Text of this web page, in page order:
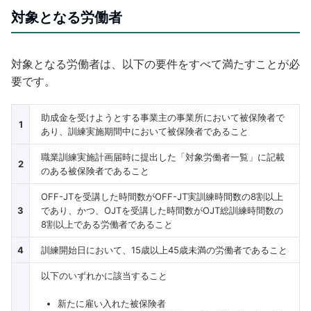
対象となる労働者
対象となる労働者は、以下の要件をすべて満たすことが必
要です。
1
助成金を受けようとする事業主の事業所において被保険者で
あり、訓練実施期間中において被保険者であること
2
職業訓練実施計画届時に提出した「対象労働者一覧」に記載
のある被保険者であること
3
OFF-JTを受講した時間数がOFF-JT実訓練時間数の8割以上
であり、かつ、OJTを受講した時間数がOJT総訓練時間数の
8割以上である労働者であること
4 訓練開始日において、15歳以上45歳未満の労働者であること
以下のいずれかに該当すること
新たに雇い入れた被保険者